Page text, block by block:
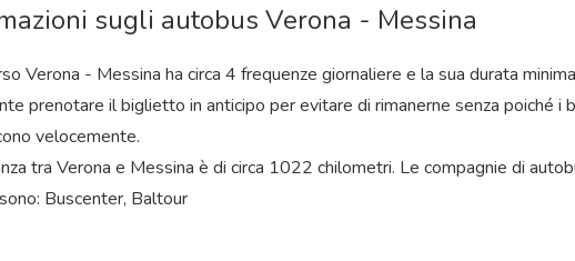
sugli autobus Verona - Messina
Verona - Messina ha circa 4 frequenze giornaliere e la sua durata
prenotare il biglietto in anticipo per evitare di rimanerne senza poiché
velocemente.
tra Verona e Messina è di circa 1022 chilometri. Le compagnie di
Buscenter, Baltour